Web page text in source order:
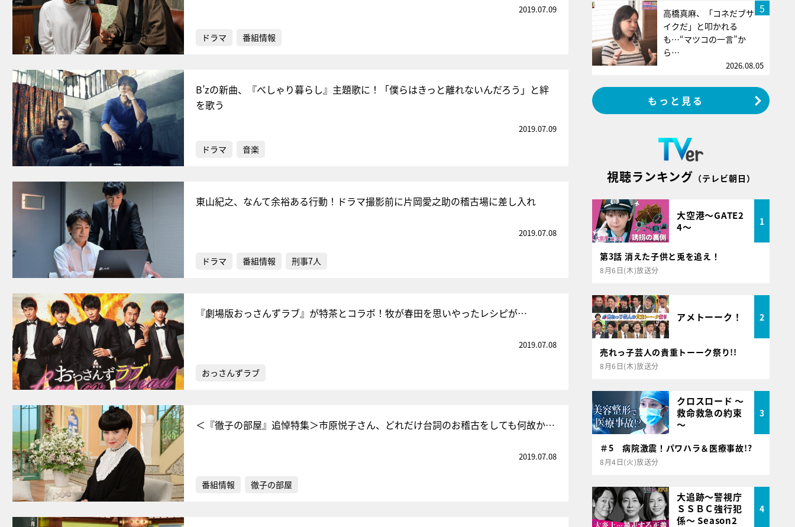
2019.07.09
ドラマ 番組情報
B’zの新曲、『べしゃり暮らし』主題歌に！「僕らはきっと離れないんだろう」と絆
を歌う
2019.07.09
ドラマ 音楽
東山紀之、なんて余裕ある行動！ドラマ撮影前に片岡愛之助の稽古場に差し入れ
2019.07.08
ドラマ 番組情報 刑事7人
『劇場版おっさんずラブ』が特茶とコラボ！牧が春田を思いやったレシピが…
2019.07.08
おっさんずラブ
＜『徹子の部屋』追悼特集＞市原悦子さん、どれだけ台詞のお稽古をしても何故か…
2019.07.08
番組情報 徹子の部屋
5
高橋真麻、「コネだブサ
イクだ」と叩かれる
も…“マツコの一言”か
ら…
2026.08.05
もっと見る
視聴ランキング （テレビ朝日）
大空港～GATE2
4～
1
第3話 消えた子供と兎を追え！
8月6日(木)放送分
アメトーーク！ 2
売れっ子芸人の貴重トーーク祭り!!
8月6日(木)放送分
クロスロード ～
救命救急の約束
～
3
＃5 病院激震！パワハラ＆医療事故!?
8月4日(火)放送分
大追跡～警視庁
ＳＳＢＣ強行犯
係～ Season2
4